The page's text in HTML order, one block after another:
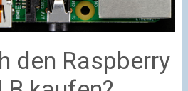
den Raspberry